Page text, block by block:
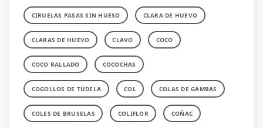
CIRUELAS PASAS SIN HUESO CLARA DE HUEVO
CLARAS DE HUEVO CLAVO COCO
COCO RALLADO COCOCHAS
COGOLLOS DE TUDELA COL COLAS DE GAMBAS
COLES DE BRUSELAS COLIFLOR COÑAC